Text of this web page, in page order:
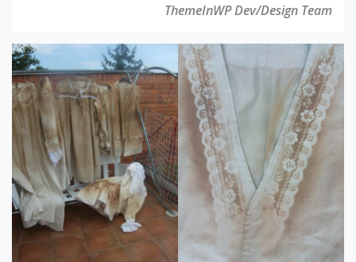
ThemeInWP Dev/Design Team